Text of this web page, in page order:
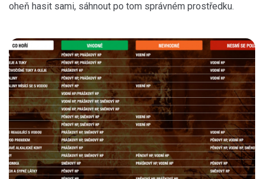
oheň hasit sami, sáhnout po tom správném prostředku.